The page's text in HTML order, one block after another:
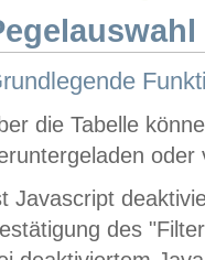
die Tabelle
oder
Javascript
des